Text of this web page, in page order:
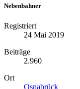
Nebenbahner
Registriert
24 Mai 2019
Beiträge
2.960
Ort
Osnabrück